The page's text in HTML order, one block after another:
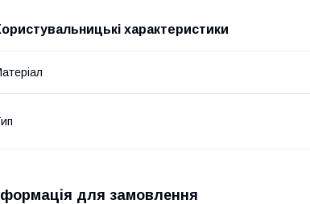
характеристики
для замовлення